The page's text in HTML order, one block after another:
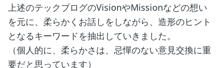
上述のテックブログのVisionやMissionなどの想い
を元に、柔らかくお話しをしながら、造形のヒント
となるキーワードを抽出していきました。
（個人的に、柔らかさは、忌憚のない意見交換に重
要だと思っています）